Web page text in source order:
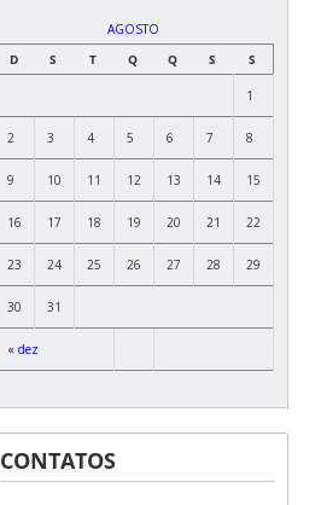
AGOSTO
D
S T Q Q S S
« dez
1
2 3 4 5 6 7 8
9 10 11 12 13 14 15
16 17 18 19 20 21 22
23 24 25 26 27 28 29
30 31
CONTATOS